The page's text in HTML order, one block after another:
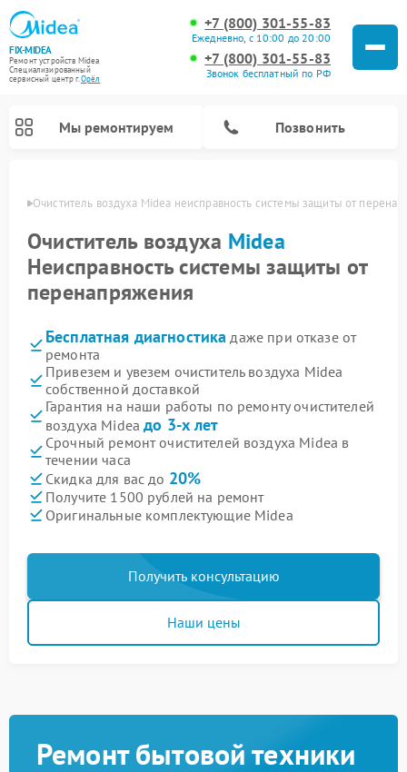
FIX-MIDEA
Ремонт устройств Midea
Специализированный
cервисный центр г.Орёл
+7 (800) 301-55-83
Ежедневно, с 10:00 до 20:00
+7 (800) 301-55-83
Звонок бесплатный по РФ
Мы ремонтируем Позвонить
Очиститель воздуха Midea неисправность системы защиты от
Очиститель воздуха Midea
Неисправность системы защиты от
перенапряжения
Бесплатная диагностика даже при отказе от
ремонта
Привезем и увезем очиститель воздуха Midea
собственной доставкой
Гарантия на наши работы по ремонту очистителей
воздуха Mideaдо 3-х лет
Срочный ремонт очистителей воздуха Midea в
течении часа
Скидка для вас до 20%
Получите 1500 рублей на ремонт
Оригинальные комплектующие Midea
Получить консультацию
Наши цены
Ремонт бытовой техники